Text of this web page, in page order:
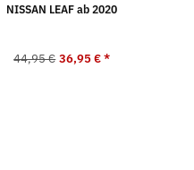
NISSAN LEAF ab 2020
44,95 € 36,95 €*